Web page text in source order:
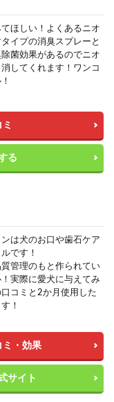
ほしい！よくあるニオ
イプの消臭スプレーと
菌効果があるのでニオ
してくれます！ワンコ
る
ンは犬のお口や歯石ケア
です！
管理のもと作られてい
実際に愛犬に与えてみ
コミと2か月使用した
！
ミ・効果
サイト